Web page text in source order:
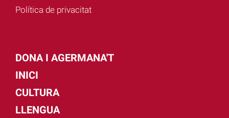
Política de privacitat
DONA I AGERMANA'T
INICI
CULTURA
LLENGUA